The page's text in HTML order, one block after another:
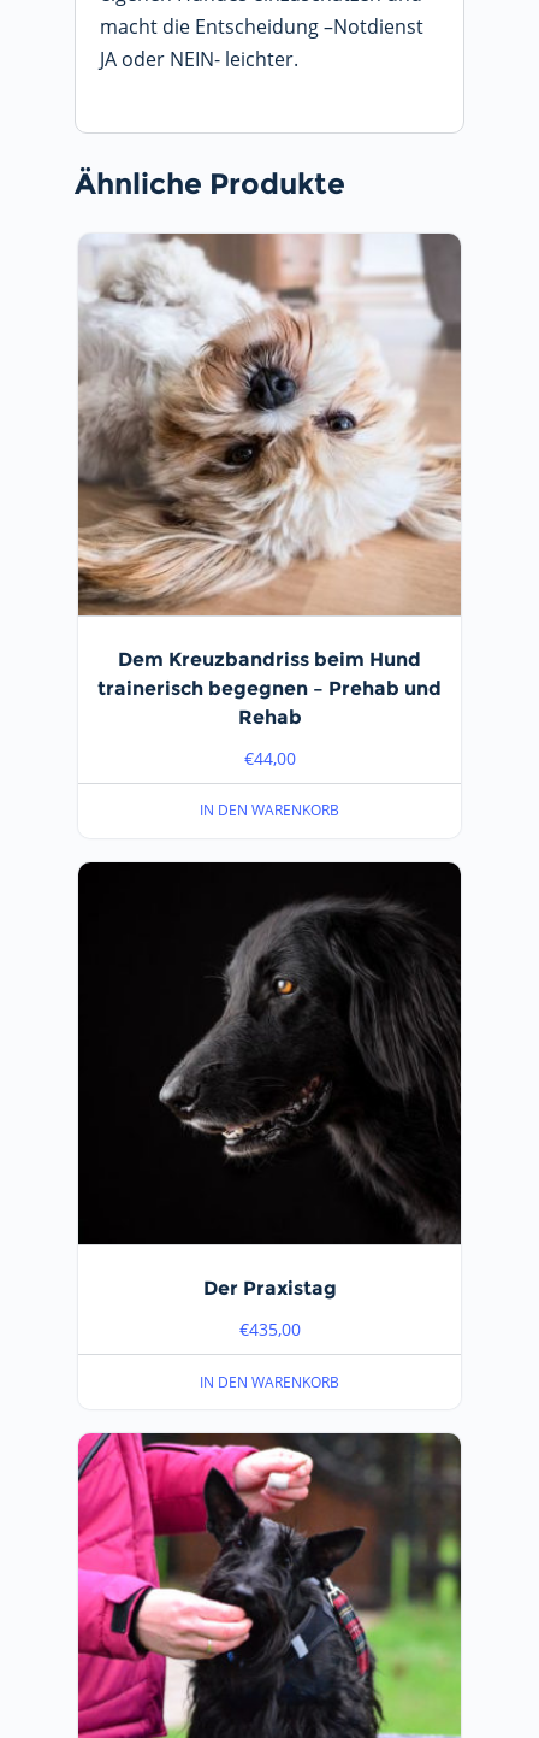
macht die Entscheidung –Notdienst
JA oder NEIN- leichter.
Ähnliche Produkte
Dem Kreuzbandriss beim Hund
trainerisch begegnen – Prehab und
Rehab
€44,00
IN DEN WARENKORB
Der Praxistag
€435,00
IN DEN WARENKORB